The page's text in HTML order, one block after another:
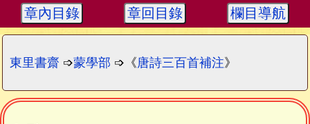
章內目錄 章回目錄 欄目導航
東里書齋 ➩蒙學部 ➩《唐詩三百首補注》